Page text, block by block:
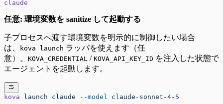
claude
任意: 環境変数を sanitize して起動する
子プロセスへ渡す環境変数を明示的に制御したい場合
は、
kova launch ラッパを使えます（任
意）。 KOVA_CREDENTIAL / KOVA_API_KEY_ID を注入した状態で
エージェントを起動します。
kova launch claude --model claude-sonnet-4-5